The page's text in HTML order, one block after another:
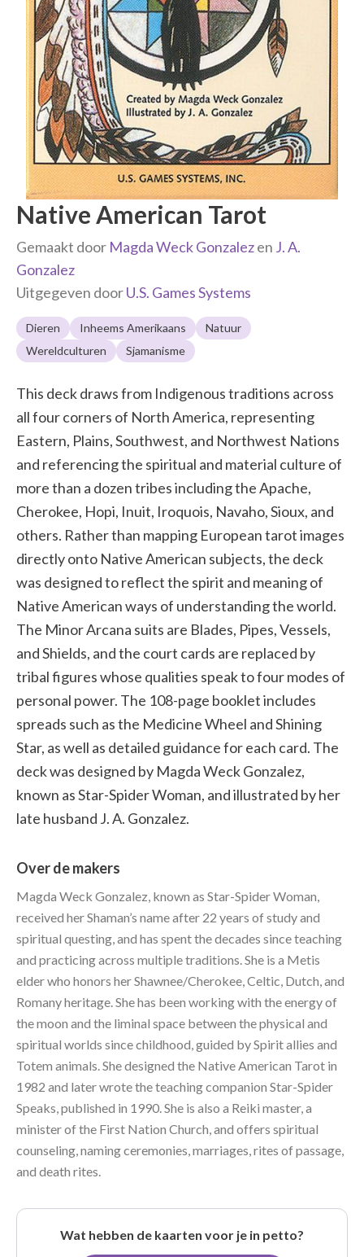
Native American Tarot
Gemaakt door Magda Weck Gonzalezen J. A.
Gonzalez
Uitgegeven doorU.S. Games Systems
Dieren Inheems Amerikaans
Natuur
Wereldculturen
Sjamanisme
This deck draws from Indigenous traditions across
all four corners of North America, representing
Eastern, Plains, Southwest, and Northwest Nations
and referencing the spiritual and material culture of
more than a dozen tribes including the Apache,
Cherokee, Hopi, Inuit, Iroquois, Navaho, Sioux, and
others. Rather than mapping European tarot images
directly onto Native American subjects, the deck
was designed to reflect the spirit and meaning of
Native American ways of understanding the world.
The Minor Arcana suits are Blades, Pipes, Vessels,
and Shields, and the court cards are replaced by
tribal figures whose qualities speak to four modes of
personal power. The 108-page booklet includes
spreads such as the Medicine Wheel and Shining
Star, as well as detailed guidance for each card. The
deck was designed by Magda Weck Gonzalez,
known as Star-Spider Woman, and illustrated by her
late husband J. A. Gonzalez.
Over de makers
Magda Weck Gonzalez, known as Star-Spider Woman,
received her Shaman’s name after 22 years of study and
spiritual questing, and has spent the decades since teaching
and practicing across multiple traditions. She is a Metis
elder who honors her Shawnee/Cherokee, Celtic, Dutch, and
Romany heritage. She has been working with the energy of
the moon and the liminal space between the physical and
spiritual worlds since childhood, guided by Spirit allies and
Totem animals. She designed the Native American Tarot in
1982 and later wrote the teaching companion Star-Spider
Speaks, published in 1990. She is also a Reiki master, a
minister of the First Nation Church, and offers spiritual
counseling, naming ceremonies, marriages, rites of passage,
and death rites.
Wat hebben de kaarten voor je in petto?